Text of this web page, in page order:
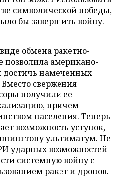
символической победы,
бы завершить войну.
обмена ракетно-
американо-
достичь намеченных
Вместо свержения
получили ее
причем
населения. Теперь
возможность уступок,
ультиматум. Не
ударных возможностей –
системную войну с
ракет и дронов.